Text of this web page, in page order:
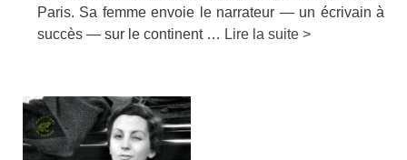
Paris. Sa femme envoie le narrateur — un écrivain à
succès — sur le continent … Lire la suite >